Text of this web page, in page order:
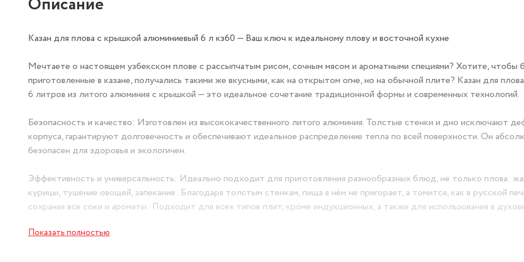
Казан для плова с крышкой алюминиевый 6 л кз60 — Ваш ключ к идеальному плову и восточной кухне
Мечтаете о настоящем узбекском плове с рассыпчатым рисом, сочным мясом и ароматными специями? Хотите, чтобы
приготовленные в казане, получались такими же вкусными, как на открытом огне, но на обычной плите? Казан для
6 литров из литого алюминия с крышкой — это идеальное сочетание традиционной формы и современных технологий.
Безопасность и качество: Изготовлен из высококачественного литого алюминия. Толстые стенки и дно исключают
корпуса, гарантируют долговечность и обеспечивают идеальное распределение тепла по всей поверхности. Он
безопасен для здоровья и экологичен.
Эффективность и универсальность: Идеально подходит для приготовления разнообразных блюд, не только плова:
курицы, тушение овощей, запекание . Благодаря толстым стенкам, пища в нём не пригорает, а томится, как в русской
сохраняя все соки и ароматы . Подходит для всех типов плит, кроме индукционных, а также для использования в
Экономичность и практичность: Посуда с нестареющим дизайном и длительным сроком службы . Две удобные ручки
Показать полностью